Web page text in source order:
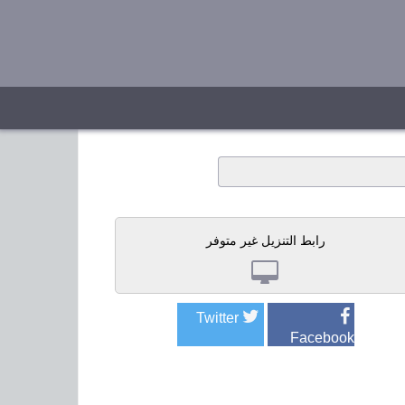
رابط التنزيل غير متوفر
Facebook
Twitter